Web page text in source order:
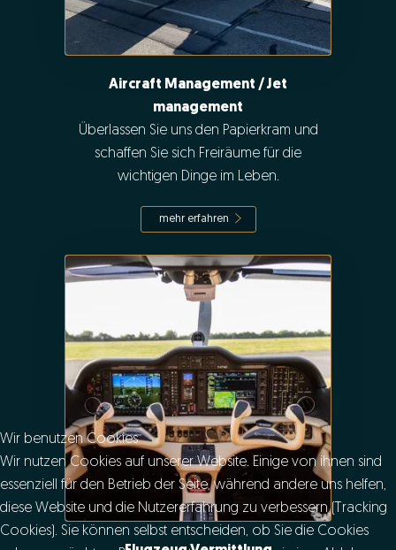
Aircraft Management / Jet
management
Überlassen Sie uns den Papierkram und
schaffen Sie sich Freiräume für die
wichtigen Dinge im Leben.
mehr erfahren
Wir benutzen Cookies
Wir nutzen Cookies auf unserer Website. Einige von ihnen sind
essenziell für den Betrieb der Seite, während andere uns helfen,
diese Website und die Nutzererfahrung zu verbessern (Tracking
Cookies). Sie können selbst entscheiden, ob Sie die Cookies